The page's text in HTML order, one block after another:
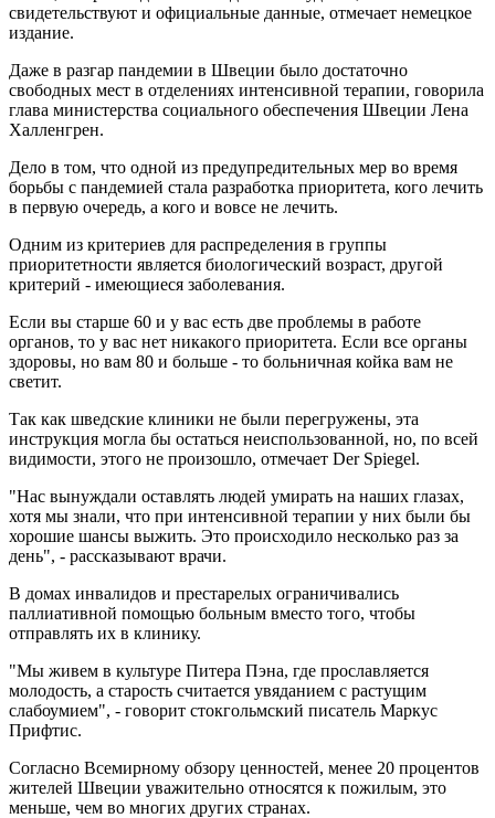
свидетельствуют и официальные данные, отмечает немецкое
издание.
Даже в разгар пандемии в Швеции было достаточно
свободных мест в отделениях интенсивной терапии, говорила
глава министерства социального обеспечения Швеции Лена
Халленгрен.
Дело в том, что одной из предупредительных мер во время
борьбы с пандемией стала разработка приоритета, кого лечить
в первую очередь, а кого и вовсе не лечить.
Одним из критериев для распределения в группы
приоритетности является биологический возраст, другой
критерий - имеющиеся заболевания.
Если вы старше 60 и у вас есть две проблемы в работе
органов, то у вас нет никакого приоритета. Если все органы
здоровы, но вам 80 и больше - то больничная койка вам не
светит.
Так как шведские клиники не были перегружены, эта
инструкция могла бы остаться неиспользованной, но, по всей
видимости, этого не произошло, отмечает Der Spiegel.
"Нас вынуждали оставлять людей умирать на наших глазах,
хотя мы знали, что при интенсивной терапии у них были бы
хорошие шансы выжить. Это происходило несколько раз за
день", - рассказывают врачи.
В домах инвалидов и престарелых ограничивались
паллиативной помощью больным вместо того, чтобы
отправлять их в клинику.
"Мы живем в культуре Питера Пэна, где прославляется
молодость, а старость считается увяданием с растущим
слабоумием", - говорит стокгольмский писатель Маркус
Прифтис.
Согласно Всемирному обзору ценностей, менее 20 процентов
жителей Швеции уважительно относятся к пожилым, это
меньше, чем во многих других странах.